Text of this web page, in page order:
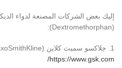
إليك بعض الشركات المصنعة لدواء
(Dextromethorphan):
1. جلاكسو سميث كلاين (GlaxoSmithKline): الموقع الرسمي للشركة هو
https://www.gsk.com/